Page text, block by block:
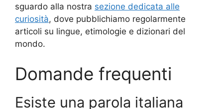
sguardo alla nostra sezione dedicata alle
curiosità, dove pubblichiamo regolarmente
articoli su lingue, etimologie e dizionari del
mondo.
Domande frequenti
Esiste una parola italiana